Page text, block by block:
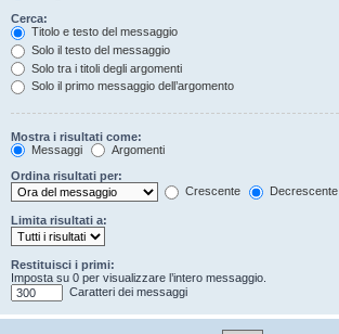
Cerca:
Titolo e testo del messaggio
Solo il testo del messaggio
Solo tra i titoli degli argomenti
Solo il primo messaggio dell’argomento
Mostra i risultati come:
Messaggi
Argomenti
Ordina risultati per:
Crescente
Decrescente
Limita risultati a:
Restituisci i primi:
Imposta su 0 per visualizzare l’intero messaggio.
Caratteri dei messaggi